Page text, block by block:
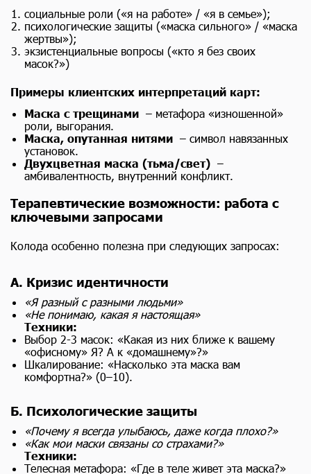
социальные роли («я на работе» / «я в семье»);
психологические защиты («маска сильного» / «маска
жертвы»);
экзистенциальные вопросы («кто я без своих
масок?»)
Примеры клиентских интерпретаций карт:
Маска с трещинами – метафора «изношенной»
роли, выгорания.
Маска, опутанная нитями – символ навязанных
установок.
Двухцветная маска (тьма/свет) –
амбивалентность, внутренний конфликт.
Терапевтические возможности: работа с
ключевыми запросами
Колода особенно полезна при следующих запросах:
А. Кризис идентичности
«Я разный с разными людьми»
«Не понимаю, какая я настоящая»
Техники:
Выбор 2-3 масок: «Какая из них ближе к вашему
«офисному» Я? А к «домашнему»?»
Шкалирование: «Насколько эта маска вам
комфортна?» (0–10).
Б. Психологические защиты
«Почему я всегда улыбаюсь, даже когда плохо?»
«Как мои маски связаны со страхами?»
Техники:
Телесная метафора: «Где в теле живет эта маска?»